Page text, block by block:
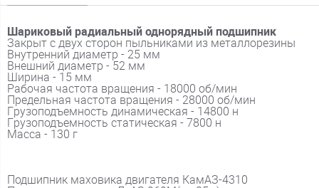
Шариковый радиальный однорядный подшипник
Закрыт с двух сторон пыльниками из металлорезины
Внутренний диаметр - 25 мм
Внешний диаметр - 52 мм
Ширина - 15 мм
Рабочая частота вращения - 18000 об/мин
Предельная частота вращения - 28000 об/мин
Грузоподъемность динамическая - 14800 н
Грузоподъемность статическая - 7800 н
Масса - 130 г
Подшипник маховика двигателя КамАЗ-4310